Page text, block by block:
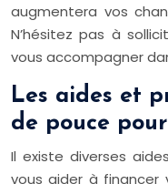
augmentera vos
N’hésitez pas à
vous accompagner
Les aides et
de pouce
Il existe diverses
vous aider à financer